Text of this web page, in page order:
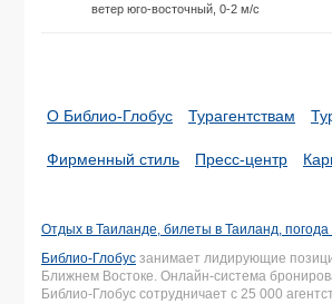
ветер юго-восточный, 0-2 м/с
О Библио-Глобус Турагентствам
Фирменный стиль Пресс-центр
Отдых в Таиланде, билеты в Таиланд, погода
Библио-Глобус занимает лидирующие
Ближнем Востоке. Онлайн-система
Библио-Глобус сотрудничает с 25 000